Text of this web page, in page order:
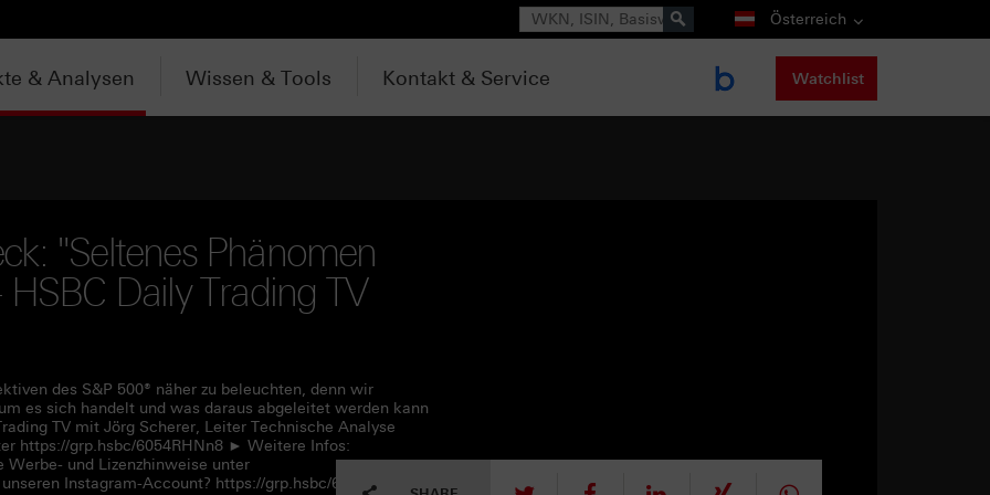
Suche Österreich
& Analysen Wissen & Tools Kontakt & Service Watchlist
"Seltenes Phänomen
Daily Trading TV
des S&P 500® näher zu beleuchten, denn wir
es sich handelt und was daraus abgeleitet werden kann
TV mit Jörg Scherer, Leiter Technische Analyse
https://grp.hsbc/6054RHNn8 ► Weitere Infos:
und Lizenzhinweise unter
Instagram-Account? https://grp.hsbc/6057RHNn1